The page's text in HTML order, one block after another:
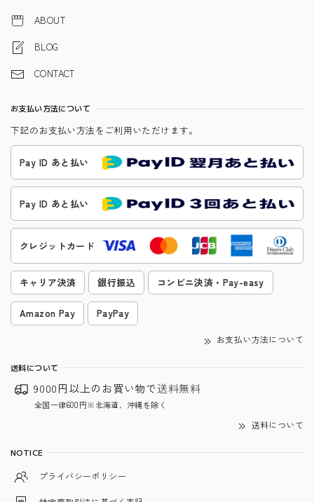
ABOUT
BLOG
CONTACT
お支払い方法について
下記のお支払い方法をご利用いただけます。
Pay ID あと払い
Pay ID あと払い
クレジットカード
キャリア決済 銀行振込 コンビニ決済・Pay-easy
Amazon Pay PayPay
お支払い方法について
送料について
9000円以上のお買い物で送料無料
全国一律600円※北海道、沖縄を除く
送料について
NOTICE
プライバシーポリシー